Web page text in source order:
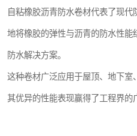
自粘橡胶沥青防水卷材代表了现
地将橡胶的弹性与沥青的防水性
防水解决方案。
这种卷材广泛应用于屋顶、地下室
其优异的性能表现赢得了工程界的